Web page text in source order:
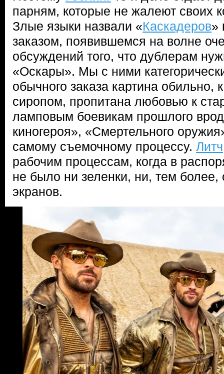
парням, которые не жалеют своих
Злые языки назвали «Каскадеров»
заказом, появившемся на волне
обсуждений того, что дублерам
«Оскары». Мы с ними
обычного заказа картина обильно,
сиропом, пропитана любовью к
ламповым боевикам прошлого
киногероя», «Смертельного
самому съемочному процессу. Литч
рабочим процессам, когда в
не было ни зеленки, ни, тем более,
экранов.